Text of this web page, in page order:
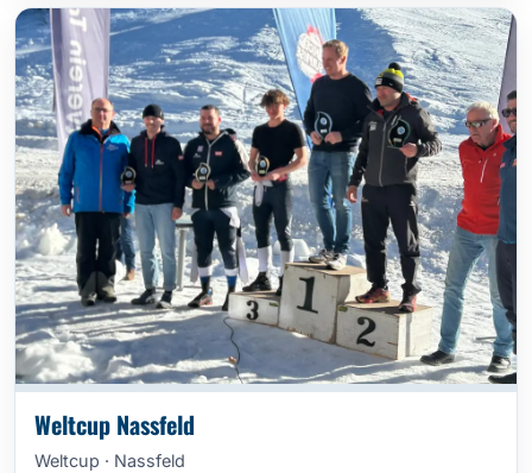
Weltcup Nassfeld
Weltcup · Nassfeld